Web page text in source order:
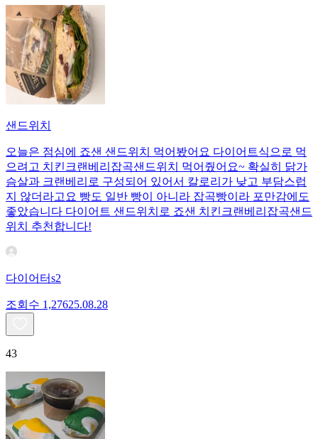
샌드위치
오늘은 점심에 죠샌 샌드위치 먹어봤어요 다이어트식으로 먹
으려고 치킨크랜베리잡곡샌드위치 먹어줬어요~ 확실히 닭가
슴살과 크랜베리로 구성되어 있어서 칼로리가 낮고 부담스럽
지 않더라고요 빵도 일반 빵이 아니라 잡곡빵이라 포만감에도
좋았습니다 다이어트 샌드위치로 죠샌 치킨크랜베리잡곡샌드
위치 추천합니다!
다이어터s2
조회수 1,27625.08.28
43